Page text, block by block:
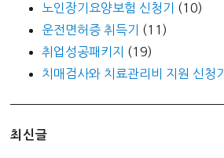
노인장기요양보험 신청기
(10)
운전면허증 취득기
(11)
취업성공패키지
(19)
치매검사와 치료관리비 지원 신청기
최신글